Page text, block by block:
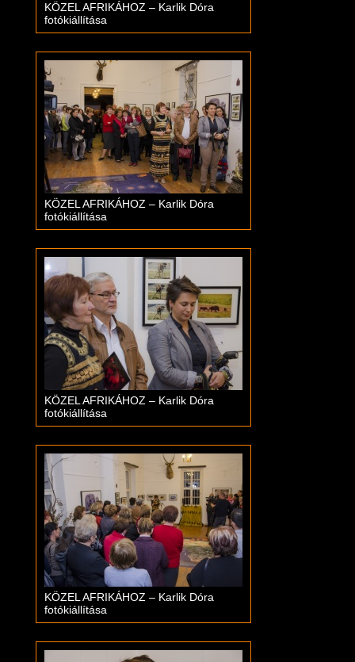
KÖZEL AFRIKÁHOZ – Karlik Dóra
fotókiállítása
KÖZEL AFRIKÁHOZ – Karlik Dóra
fotókiállítása
KÖZEL AFRIKÁHOZ – Karlik Dóra
fotókiállítása
KÖZEL AFRIKÁHOZ – Karlik Dóra
fotókiállítása